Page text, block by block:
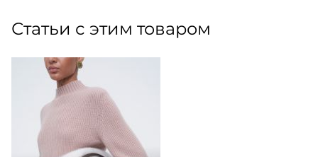
Статьи с этим товаром